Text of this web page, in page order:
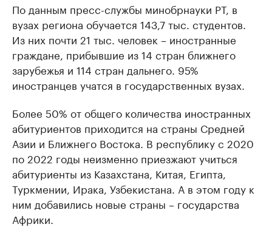
По данным пресс-службы минобрнауки РТ, в
вузах региона обучается 143,7 тыс. студентов.
Из них почти 21 тыс. человек – иностранные
граждане, прибывшие из 14 стран ближнего
зарубежья и 114 стран дальнего. 95%
иностранцев учатся в государственных вузах.
Более 50% от общего количества иностранных
абитуриентов приходится на страны Средней
Азии и Ближнего Востока. В республику с 2020
по 2022 годы неизменно приезжают учиться
абитуриенты из Казахстана, Китая, Египта,
Туркмении, Ирака, Узбекистана. А в этом году к
ним добавились новые страны – государства
Африки.